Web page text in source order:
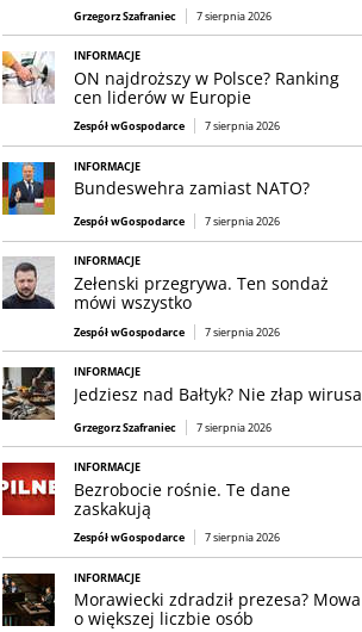
Grzegorz Szafraniec 7 sierpnia 2026
INFORMACJE
ON najdroższy w Polsce? Ranking
cen liderów w Europie
Zespół wGospodarce 7 sierpnia 2026
INFORMACJE
Bundeswehra zamiast NATO?
Zespół wGospodarce 7 sierpnia 2026
INFORMACJE
Zełenski przegrywa. Ten sondaż
mówi wszystko
Zespół wGospodarce 7 sierpnia 2026
INFORMACJE
Jedziesz nad Bałtyk? Nie złap wirusa
Grzegorz Szafraniec 7 sierpnia 2026
INFORMACJE
Bezrobocie rośnie. Te dane
zaskakują
Zespół wGospodarce 7 sierpnia 2026
INFORMACJE
Morawiecki zdradził prezesa? Mowa
o większej liczbie osób